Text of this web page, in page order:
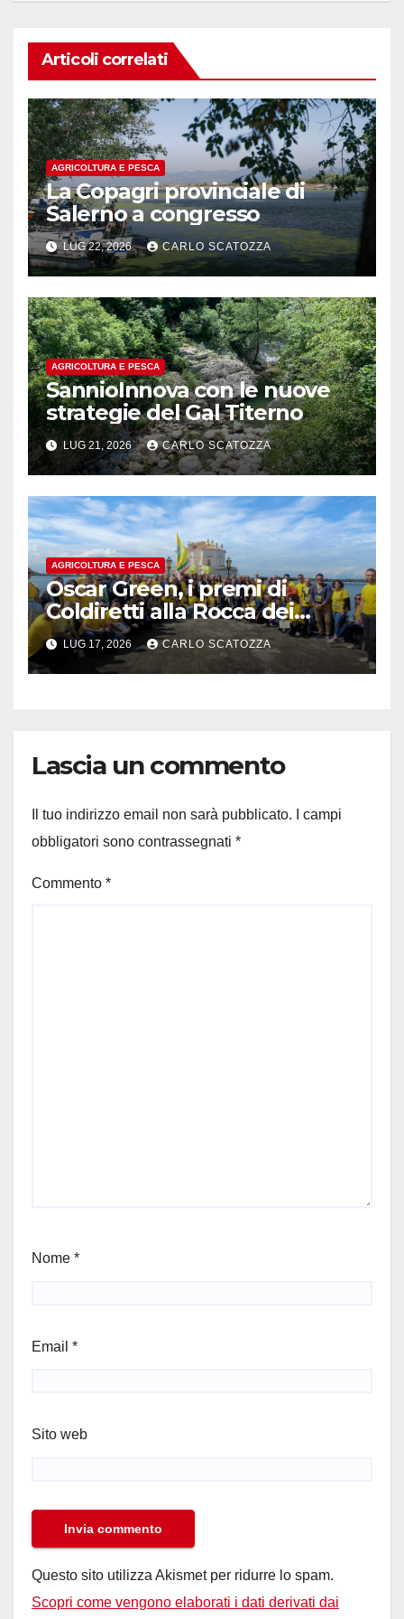
Articoli correlati
AGRICOLTURA E PESCA
La Copagri provinciale di
Salerno a congresso
LUG 22, 2026 CARLO SCATOZZA
AGRICOLTURA E PESCA
SannioInnova con le nuove
strategie del Gal Titerno
LUG 21, 2026 CARLO SCATOZZA
AGRICOLTURA E PESCA
Oscar Green, i premi di
Coldiretti alla Rocca dei
Rettori a Benevento
LUG 17, 2026 CARLO SCATOZZA
Lascia un commento
Il tuo indirizzo email non sarà pubblicato.
I campi
obbligatori sono contrassegnati *
Commento *
Nome *
Email *
Sito web
Questo sito utilizza Akismet per ridurre lo spam.
Scopri come vengono elaborati i dati derivati dai